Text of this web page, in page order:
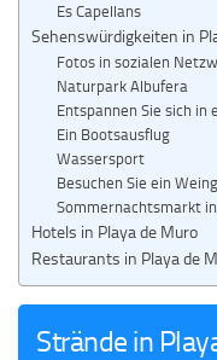
Es Capellans
Sehenswürdigkeiten in
Fotos in sozialen
Naturpark Albufera
Entspannen Sie sich in
Ein Bootsausflug
Wassersport
Besuchen Sie ein
Sommernachtsmarkt
Hotels in Playa de Muro
Restaurants in Playa de
Strände in